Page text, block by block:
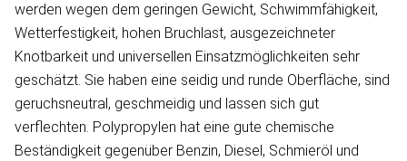
werden wegen dem geringen Gewicht, Schwimmfähigkeit,
Wetterfestigkeit, hohen Bruchlast, ausgezeichneter
Knotbarkeit und universellen Einsatzmöglichkeiten sehr
geschätzt. Sie haben eine seidig und runde Oberfläche, sind
geruchsneutral, geschmeidig und lassen sich gut
verflechten. Polypropylen hat eine gute chemische
Beständigkeit gegenüber Benzin, Diesel, Schmieröl und